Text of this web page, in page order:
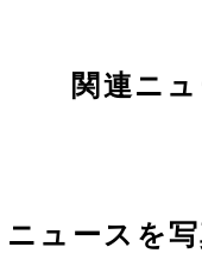
関連ニ
ニュースを